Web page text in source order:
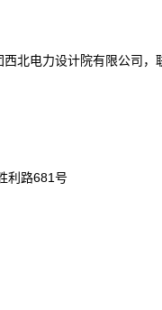
北电力设计院有限公司，
利路681号